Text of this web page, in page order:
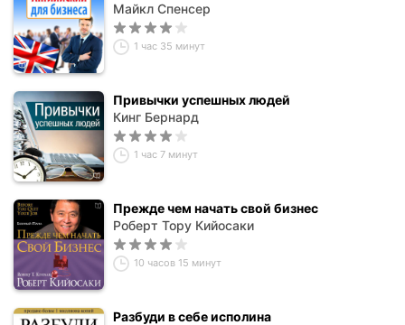
Майкл Спенсер
1 час 35 минут
Привычки успешных людей
Кинг Бернард
1 час 7 минут
Прежде чем начать свой бизнес
Роберт Тору Кийосаки
10 часов 15 минут
Разбуди в себе исполина